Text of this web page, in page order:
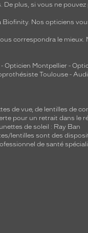
plus, si vous ne pouvez
Nos opticiens
correspondra le
- Opticien Montpellier -
Toulouse -
de vue, de lentilles de
pour un retrait dans le
lunettes de soleil : Ray Ban
lentilles sont des
de santé